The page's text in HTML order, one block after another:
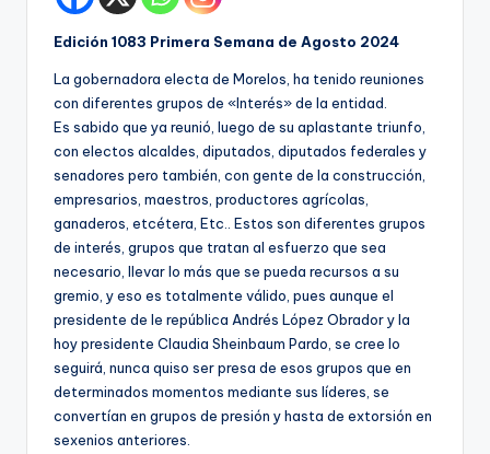
Edición 1083 Primera Semana de Agosto 2024
La gobernadora electa de Morelos, ha tenido reuniones
con diferentes grupos de «Interés» de la entidad.
Es sabido que ya reunió, luego de su aplastante triunfo,
con electos alcaldes, diputados, diputados federales y
senadores pero también, con gente de la construcción,
empresarios, maestros, productores agrícolas,
ganaderos, etcétera, Etc.. Estos son diferentes grupos
de interés, grupos que tratan al esfuerzo que sea
necesario, llevar lo más que se pueda recursos a su
gremio, y eso es totalmente válido, pues aunque el
presidente de le república Andrés López Obrador y la
hoy presidente Claudia Sheinbaum Pardo, se cree lo
seguirá, nunca quiso ser presa de esos grupos que en
determinados momentos mediante sus líderes, se
convertían en grupos de presión y hasta de extorsión en
sexenios anteriores.